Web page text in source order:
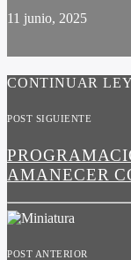
11 junio, 2025
CONTINUAR
POST SIGUIENTE
AMANECER
POST ANTERIOR